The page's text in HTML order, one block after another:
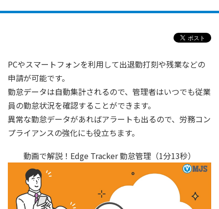
PCやスマートフォンを利用して出退勤打刻や残業などの
申請が可能です。
勤怠データは自動集計されるので、管理者はいつでも従業
員の勤怠状況を確認することができます。
異常な勤怠データがあればアラートも出るので、労務コン
プライアンスの強化にも役立ちます。
動画で解説！Edge Tracker 勤怠管理（1分13秒）